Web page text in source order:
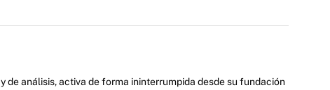
de análisis, activa de forma ininterrumpida desde su fundación